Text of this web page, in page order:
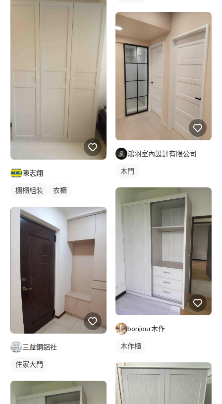
陳志翔
櫥櫃組裝 衣櫃
三益鋼鋁社
住家大門
鴻羽室內設計有限公司
木門
bonjour木作
木作櫃